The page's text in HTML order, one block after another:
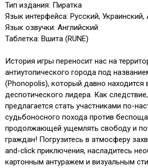
Тип издания: Пиратка
Язык интерфейса: Русский, Украинский,
Язык озвучки: Английский
Таблетка: Вшита (RUNE)
История игры переносит нас на
антиутопического города под
(Phonopolis), который давно находится
деспотического лидера. Как
предлагается стать участниками по-
судьбоносного похода против
продолжающей ущемлять свободу и
граждан! Погрузитесь в атмосферу
and-click приключения, насладитесь
картонным антуражем и визуальным